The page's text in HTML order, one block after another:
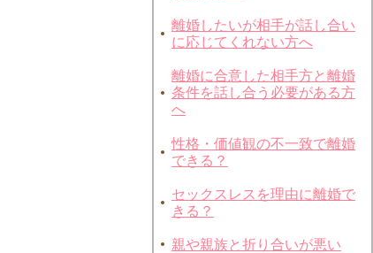
離婚したいが相手が話し合い
に応じてくれない方へ
離婚に合意した相手方と離婚
条件を話し合う必要がある方
へ
性格・価値観の不一致で離婚
できる？
セックスレスを理由に離婚で
きる？
親や親族と折り合いが悪い